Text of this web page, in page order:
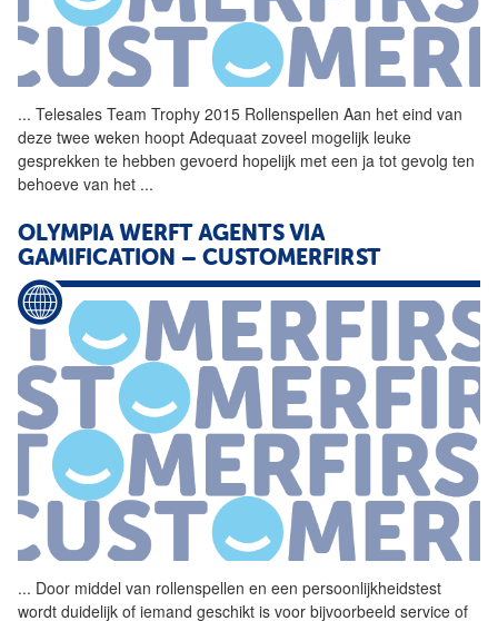
... Telesales Team Trophy 2015 Rollenspellen Aan het eind van
deze twee weken hoopt Adequaat zoveel mogelijk leuke
gesprekken te hebben gevoerd hopelijk met een ja tot gevolg ten
behoeve van het ...
OLYMPIA WERFT AGENTS VIA
GAMIFICATION – CUSTOMERFIRST
... Door middel van rollenspellen en een persoonlijkheidstest
wordt duidelijk of iemand geschikt is voor bijvoorbeeld service of